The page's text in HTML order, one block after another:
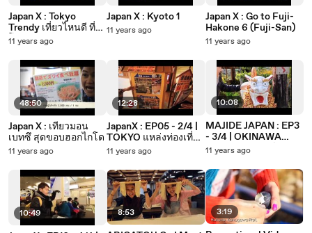
Japan X : Tokyo
Trendy เที่ยวไหนดี ที่
โตเกียว
11 years ago
48:50
Japan X : เที่ยวมอน
เบทซึ สุดขอบฮอกไกโด
11 years ago
10:49
Japan X : Kyoto 1
11 years ago
12:28
JapanX : EP05 - 2/4 |
TOKYO แหล่งท่องเที่ยว
Oedo Onsen
11 years ago
8:53
Japan X : Go to Fuji-
Hakone 6 (Fuji-San)
11 years ago
10:08
MAJIDE JAPAN : EP3
- 3/4 | OKINAWA
กิจกรรมประดิษฐ์ตัว
TATSUBO
11 years ago
3:19